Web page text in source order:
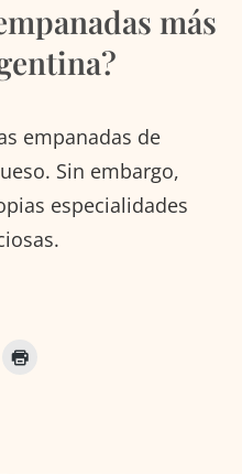
más
empanadas de
Sin embargo,
especialidades